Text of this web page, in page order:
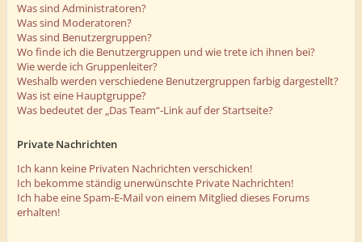
Was sind Administratoren?
Was sind Moderatoren?
Was sind Benutzergruppen?
Wo finde ich die Benutzergruppen und wie trete ich ihnen bei?
Wie werde ich Gruppenleiter?
Weshalb werden verschiedene Benutzergruppen farbig dargestellt?
Was ist eine Hauptgruppe?
Was bedeutet der „Das Team“-Link auf der Startseite?
Private Nachrichten
Ich kann keine Privaten Nachrichten verschicken!
Ich bekomme ständig unerwünschte Private Nachrichten!
Ich habe eine Spam-E-Mail von einem Mitglied dieses Forums
erhalten!